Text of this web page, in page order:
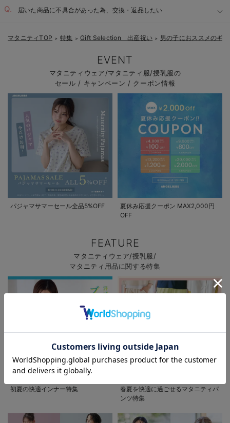
届いた商品に不具合があった為、交換・返品したい
お気に入り商品を確認する
マタニティTOP ＞ 特集 ＞ Gift Selection 出産祝い ＞ 男の子におススメのギ
EVENT
マタニティウェア/マタニティ服/授乳服の
セール / キャンペーン / クーポン情報
パジャマサマーセール全品5%OFF
夏休み応援クーポン MAX2,000円
OFF
FEATURE
マタニティウェア/授乳服/
マタニティ用品に関する特集
初夏の快適インナー特集
春夏を快適に過ごせるマタニティパ
ンツ特集